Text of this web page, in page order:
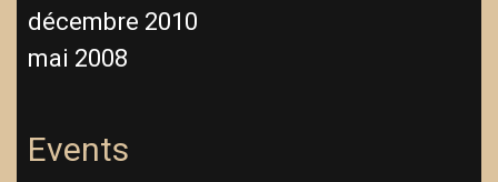
décembre 2010
mai 2008
Events